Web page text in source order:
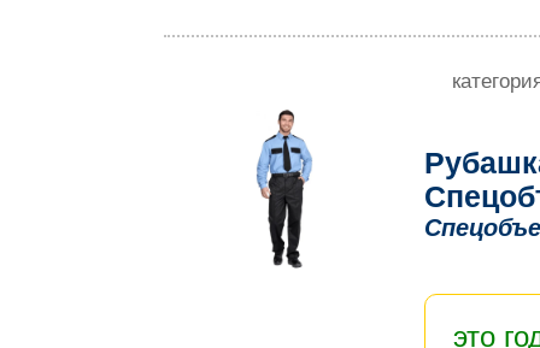
это